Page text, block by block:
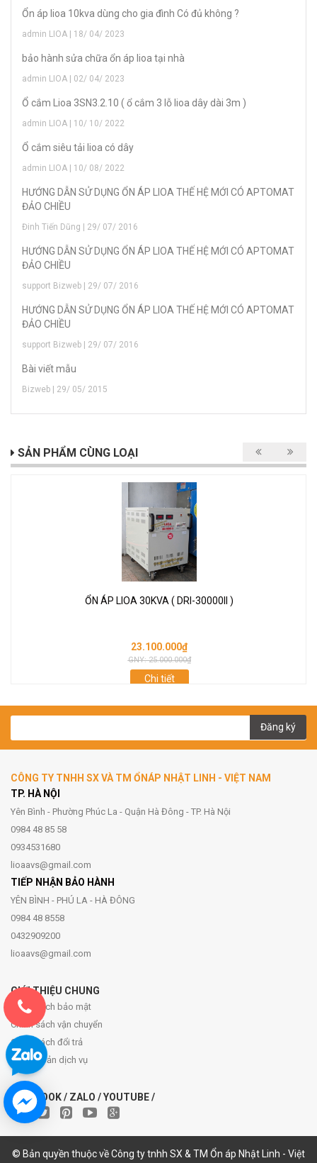
Ổn áp lioa 10kva dùng cho gia đình Có đủ không ?
admin LIOA | 18/ 04/ 2023
bảo hành sửa chữa ổn áp lioa tại nhà
admin LIOA | 02/ 04/ 2023
Ổ cắm Lioa 3SN3.2.10 ( ổ cắm 3 lỗ lioa dây dài 3m )
admin LIOA | 10/ 10/ 2022
Ổ cắm siêu tải lioa có dây
admin LIOA | 10/ 08/ 2022
HƯỚNG DẪN SỬ DỤNG ỔN ÁP LIOA THẾ HỆ MỚI CÓ APTOMAT
ĐẢO CHIỀU
Đinh Tiến Dũng | 29/ 07/ 2016
HƯỚNG DẪN SỬ DỤNG ỔN ÁP LIOA THẾ HỆ MỚI CÓ APTOMAT
ĐẢO CHIỀU
support Bizweb | 29/ 07/ 2016
HƯỚNG DẪN SỬ DỤNG ỔN ÁP LIOA THẾ HỆ MỚI CÓ APTOMAT
ĐẢO CHIỀU
support Bizweb | 29/ 07/ 2016
Bài viết mẫu
Bizweb | 29/ 05/ 2015
SẢN PHẨM CÙNG LOẠI
ỔN ÁP LIOA 30KVA ( DRI-30000II )
23.100.000₫
GNY: 25.000.000₫
Chi tiết
Đăng ký
CÔNG TY TNHH SX VÀ TM ỔNÁP NHẬT LINH - VIỆT NAM
TP. HÀ NỘI
Yên Bình - Phường Phúc La - Quận Hà Đông - TP. Hà Nội
0984 48 85 58
0934531680
lioaavs@gmail.com
TIẾP NHẬN BẢO HÀNH
YÊN BÌNH - PHÚ LA - HÀ ĐÔNG
0984 48 8558
0432909200
lioaavs@gmail.com
GIỚI THIỆU CHUNG
Chính sách bảo mật
Chính sách vận chuyển
Chính sách đổi trả
Điều khoản dịch vụ
FACEBOOK / ZALO / YOUTUBE /
© Bản quyền thuộc về Công ty tnhh SX & TM Ổn áp Nhật Linh - Việt